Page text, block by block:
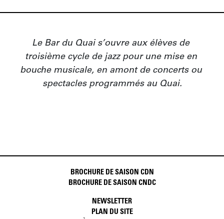
Le Bar du Quai s’ouvre aux élèves de
troisième cycle de jazz pour une mise en
bouche musicale, en amont de concerts ou
spectacles programmés au Quai.
BROCHURE DE SAISON CDN
BROCHURE DE SAISON CNDC
NEWSLETTER
PLAN DU SITE